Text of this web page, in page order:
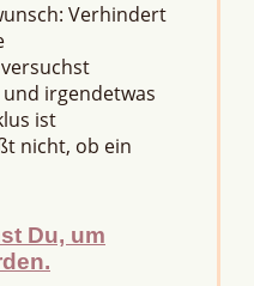
Verhindert
irgendetwas
ist
nicht, ob ein
Du, um